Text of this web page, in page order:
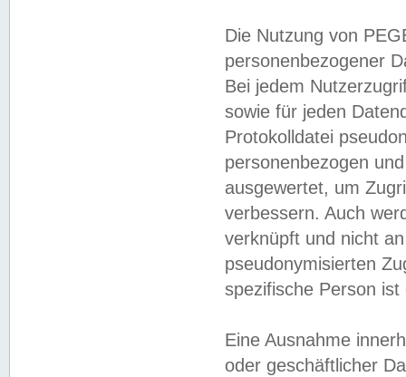
Die Nutzung von
personenbezogener
Bei jedem
sowie für jeden
Protokolldatei
personenbezogen
ausgewertet, um
verbessern. Auch
verknüpft und nicht
pseudonymisierten
spezifische Person
Eine Ausnahme
oder geschäftlicher